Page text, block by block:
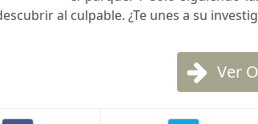
al culpable. ¿Te unes a su
Ver